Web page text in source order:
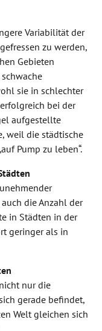
Variabilität der
zu werden,
Gebieten
sie in schlechter
bei der
aufgestellte
weil die städtische
Pump zu leben“.
die Anzahl der
in Städten in der
geringer als in
nur die
gerade befindet,
Welt gleichen sich